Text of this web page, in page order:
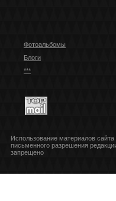
Фотоальбомы
Блоги
***
Использование материалов сайта
письменного разрешения
запрещено